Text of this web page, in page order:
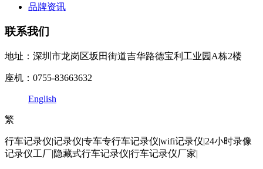
品牌资讯
联系我们
地址：深圳市龙岗区坂田街道吉华路德宝利工业园A栋2楼
座机：0755-83663632
English
繁
行车记录仪|记录仪|专车专行车记录仪|wifi记录仪|24小时录像
记录仪工厂|隐藏式行车记录仪|行车记录仪厂家|